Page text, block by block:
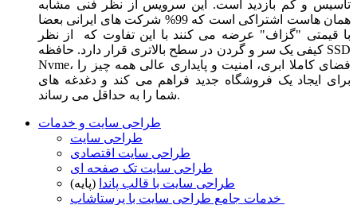
تاسیس و کم بازدید است. این سرویس از نظر فنی مشابه
همان هاست اشتراکی است که 99% شرکت های ایرانی بعضا
با قیمتی "گزاف" عرضه می کنند با این تفاوت که از نظر
کیفی یک سر و گردن در سطح بالاتری قرار دارد. حافظه SSD
Nvme، فضای کاملا ابری، امنیت و پایداری عالی همه چیز را
برای ایجاد یک فروشگاه جدید فراهم می کند و دغدغه های
شما را به حداقل می رساند.
طراحی سایت و خدمات
طراحی سایت
طراحی سایت اقتصادی
طراحی سایت تک صفحه ای
طراحی سایت با قالب پاندا (پایه)